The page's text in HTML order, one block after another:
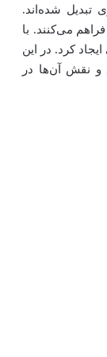
تبدیل شده‌اند.
می‌کنند. با
کرد. در این
و نقش آن‌ها در